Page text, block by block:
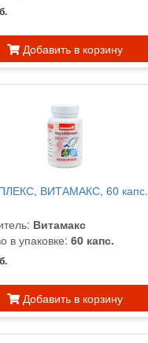
Добавить в корзину
ВИТАМАКС, 60 капс.
Витамакс
в упаковке: 60 капс.
Добавить в корзину